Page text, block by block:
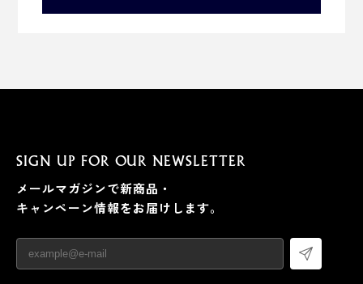
SIGN UP FOR OUR NEWSLETTER
メールマガジンで新商品・
キャンペーン情報をお届けします。